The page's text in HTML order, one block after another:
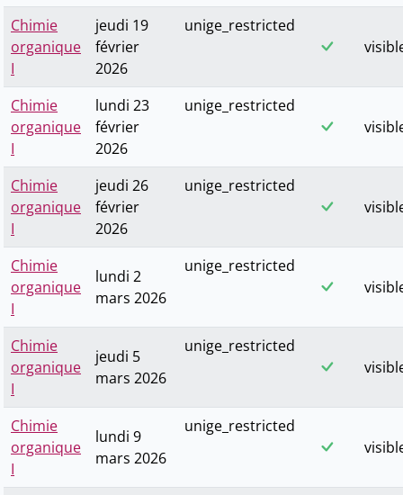
Chimie
organique
I
jeudi 19
février
2026
unige_restricted
Chimie
organique
I
lundi 23
février
2026
unige_restricted
Chimie
organique
I
jeudi 26
février
2026
unige_restricted
Chimie
organique
I
lundi 2
mars 2026
unige_restricted
Chimie
organique
I
jeudi 5
mars 2026
unige_restricted
Chimie
organique
I
lundi 9
mars 2026
unige_restricted